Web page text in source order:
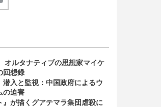
オルタナティブの思想家マイケ
回想録
潜入と監視：中国政府によるウ
の迫害
』が描くグアテマラ集団虐殺に